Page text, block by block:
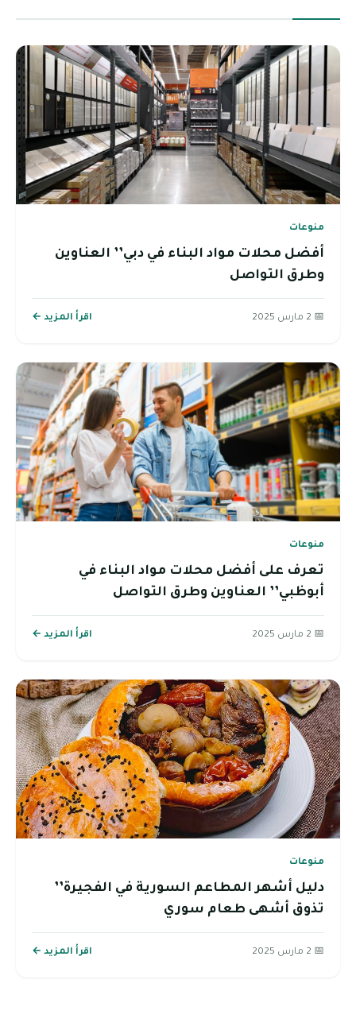
منوعات
أفضل محلات مواد البناء في دبي’’ العناوين
وطرق التواصل
📅 2 مارس 2025 اقرأ المزيد ←
منوعات
تعرف على أفضل محلات مواد البناء في
أبوظبي’’ العناوين وطرق التواصل
📅 2 مارس 2025 اقرأ المزيد ←
منوعات
دليل أشهر المطاعم السورية في الفجيرة’’
تذوق أشهى طعام سوري
📅 2 مارس 2025 اقرأ المزيد ←